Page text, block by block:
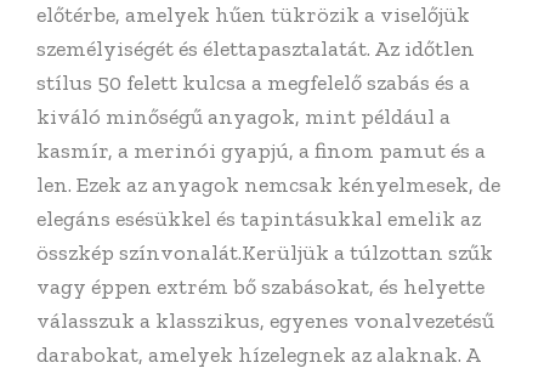
előtérbe, amelyek hűen tükrözik a viselőjük
személyiségét és élettapasztalatát. Az időtlen
stílus 50 felett kulcsa a megfelelő szabás és a
kiváló minőségű anyagok, mint például a
kasmír, a merinói gyapjú, a finom pamut és a
len. Ezek az anyagok nemcsak kényelmesek, de
elegáns esésükkel és tapintásukkal emelik az
összkép színvonalát.Kerüljük a túlzottan szűk
vagy éppen extrém bő szabásokat, és helyette
válasszuk a klasszikus, egyenes vonalvezetésű
darabokat, amelyek hízelegnek az alaknak. A